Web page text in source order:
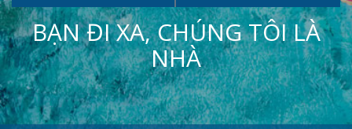
BẠN ĐI XA, CHÚNG TÔI LÀ
NHÀ